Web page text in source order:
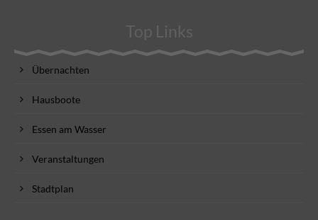
Top Links
Übernachten
Hausboote
Essen am Wasser
Veranstaltungen
Stadtplan